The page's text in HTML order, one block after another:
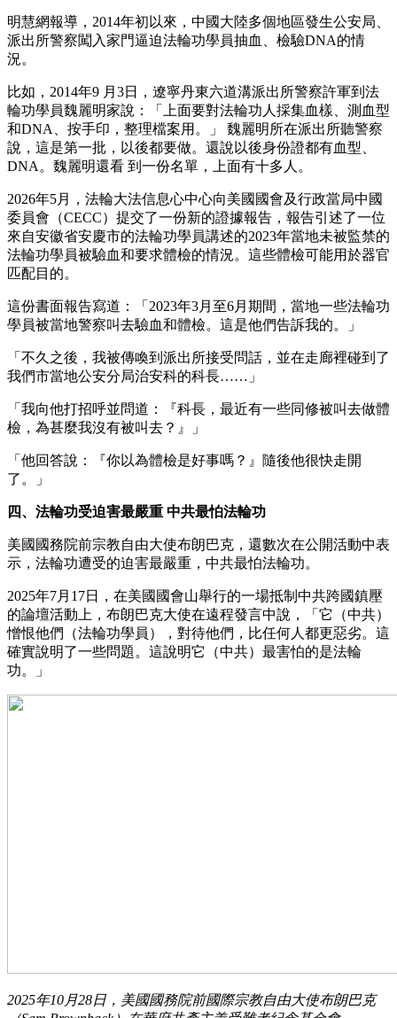
明慧網報導，2014年初以來，中國大陸多個地區發生公安局、
派出所警察闖入家門逼迫法輪功學員抽血、檢驗DNA的情
況。
比如，2014年9 月3日，遼寧丹東六道溝派出所警察許軍到法
輪功學員魏麗明家說：「上面要對法輪功人採集血樣、測血型
和DNA、按手印，整理檔案用。」 魏麗明所在派出所聽警察
說，這是第一批，以後都要做。還說以後身份證都有血型、
DNA。魏麗明還看 到一份名單，上面有十多人。
2026年5月，法輪大法信息心中心向美國國會及行政當局中國
委員會（CECC）提交了一份新的證據報告，報告引述了一位
來自安徽省安慶市的法輪功學員講述的2023年當地未被監禁的
法輪功學員被驗血和要求體檢的情況。這些體檢可能用於器官
匹配目的。
這份書面報告寫道：「2023年3月至6月期間，當地一些法輪功
學員被當地警察叫去驗血和體檢。這是他們告訴我的。」
「不久之後，我被傳喚到派出所接受問話，並在走廊裡碰到了
我們市當地公安分局治安科的科長……」
「我向他打招呼並問道：『科長，最近有一些同修被叫去做體
檢，為甚麼我沒有被叫去？』」
「他回答說：『你以為體檢是好事嗎？』隨後他很快走開
了。」
四、法輪功受迫害最嚴重 中共最怕法輪功
美國國務院前宗教自由大使布朗巴克，還數次在公開活動中表
示，法輪功遭受的迫害最嚴重，中共最怕法輪功。
2025年7月17日，在美國國會山舉行的一場抵制中共跨國鎮壓
的論壇活動上，布朗巴克大使在遠程發言中說，「它（中共）
憎恨他們（法輪功學員），對待他們，比任何人都更惡劣。這
確實說明了一些問題。這說明它（中共）最害怕的是法輪
功。」
2025年10月28日，美國國務院前國際宗教自由大使布朗巴克